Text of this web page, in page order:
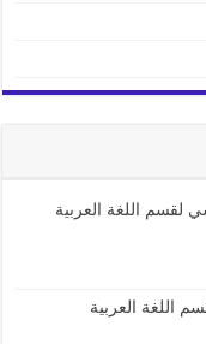
لقسم اللغة العربية
اللغة العربية